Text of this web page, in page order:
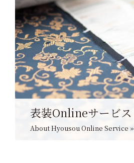
表装Onlineサービス
About Hyousou Online Service »